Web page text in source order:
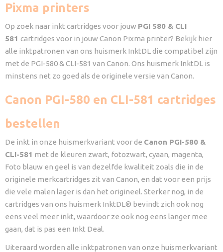
Pixma printers
Op zoek naar inkt cartridges voor jouw PGI 580 & CLI
581 cartridges voor in jouw Canon Pixma printer? Bekijk hier
alle inktpatronen van ons huismerk InktDL die compatibel zijn
met de PGI-580 & CLI-581 van Canon. Ons huismerk InktDL is
minstens net zo goed als de originele versie van Canon.
Canon PGI-580 en CLI-581 cartridges
bestellen
De inkt in onze huismerkvariant voor de Canon PGI-580 &
CLI-581 met de kleuren zwart, fotozwart, cyaan, magenta,
Foto blauw en geel is van dezelfde kwaliteit zoals die in de
originele merkcartridges zit van Canon, en dat voor een prijs
die vele malen lager is dan het origineel. Sterker nog, in de
cartridges van ons huismerk InktDL® bevindt zich ook nog
eens veel meer inkt, waardoor ze ook nog eens langer mee
gaan, dat is pas een Inkt Deal.
Uiteraard worden alle inktpatronen van onze huismerkvariant